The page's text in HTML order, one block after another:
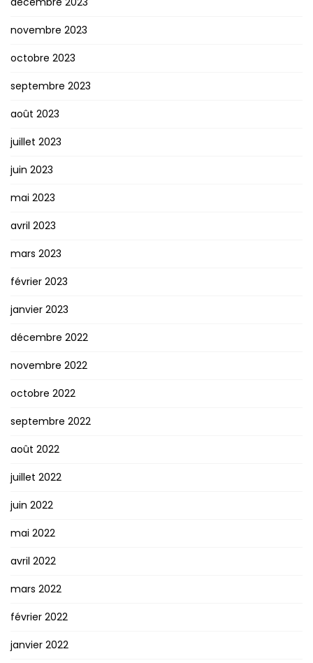
novembre 2023
octobre 2023
septembre 2023
août 2023
juillet 2023
juin 2023
mai 2023
avril 2023
mars 2023
février 2023
janvier 2023
décembre 2022
novembre 2022
octobre 2022
septembre 2022
août 2022
juillet 2022
juin 2022
mai 2022
avril 2022
mars 2022
février 2022
janvier 2022